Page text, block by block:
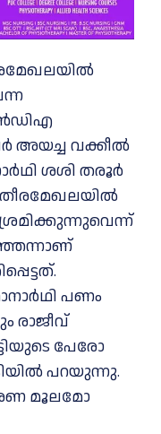
അയച്ച വക്കീല്‍
ശശി തരൂർ
തീരമേഖലയില്‍
പണം
രാജീവ്
പേരോ
പറയുന്നു.
മൂലമോ